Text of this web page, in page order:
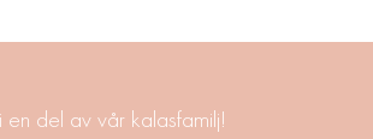
en del av vår kalasfamilj!